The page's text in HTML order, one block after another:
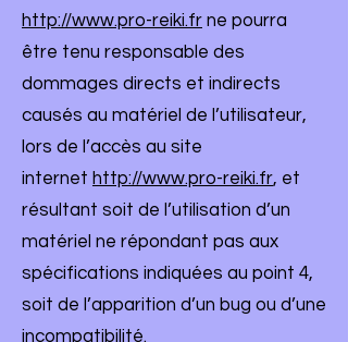
http://www.pro-reiki.fr ne pourra
être tenu responsable des
dommages directs et indirects
causés au matériel de l’utilisateur,
lors de l’accès au site
internet http://www.pro-reiki.fr, et
résultant soit de l’utilisation d’un
matériel ne répondant pas aux
spécifications indiquées au point 4,
soit de l’apparition d’un bug ou d’une
incompatibilité.